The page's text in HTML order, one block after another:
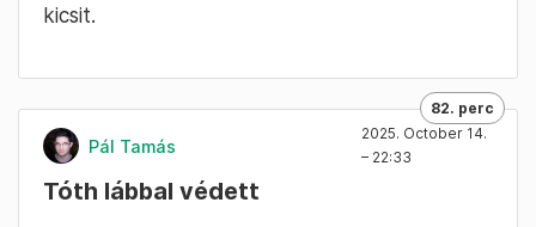
kicsit.
82. perc
Pál Tamás
2025. October 14.
– 22:33
Tóth lábbal védett